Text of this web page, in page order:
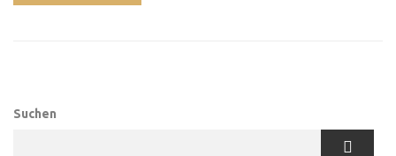
Suchen